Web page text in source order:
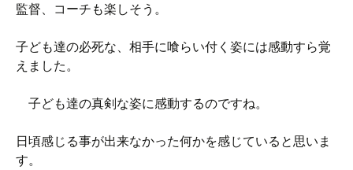
監督、コーチも楽しそう。
子ども達の必死な、相手に喰らい付く姿には感動すら覚
えました。
子ども達の真剣な姿に感動するのですね。
日頃感じる事が出来なかった何かを感じていると思いま
す。